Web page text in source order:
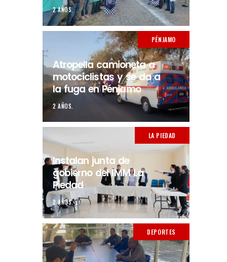
2 AÑOS.
PÉNJAMO
Atropella camioneta a
motociclistas y se da a
la fuga en Pénjamo
2 AÑOS.
LA PIEDAD
Instalan junta de
gobierno del IMM La
Piedad
2 AÑOS.
DEPORTES